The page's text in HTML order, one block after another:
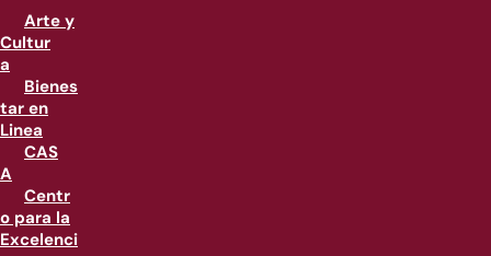
Arte y
Cultur
a
Bienes
tar en
Linea
CAS
A
Centr
o para la
Excelenci